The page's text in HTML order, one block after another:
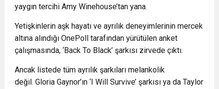
yaygın tercihi Amy Winehouse’tan yana.
Yetişkinlerin aşk hayatı ve ayrılık deneyimlerinin mercek
altına alındığı OnePoll tarafından yürütülen anket
çalışmasında, ‘Back To Black’ şarkısı zirvede çıktı.
Ancak listede tüm ayrılık şarkıları melankolik
değil. Gloria Gaynor’ın ‘I Will Survive’ şarkısı ya da Taylor